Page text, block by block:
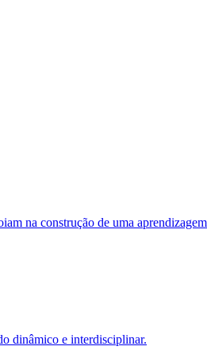
na construção de uma
dinâmico e interdisciplinar.